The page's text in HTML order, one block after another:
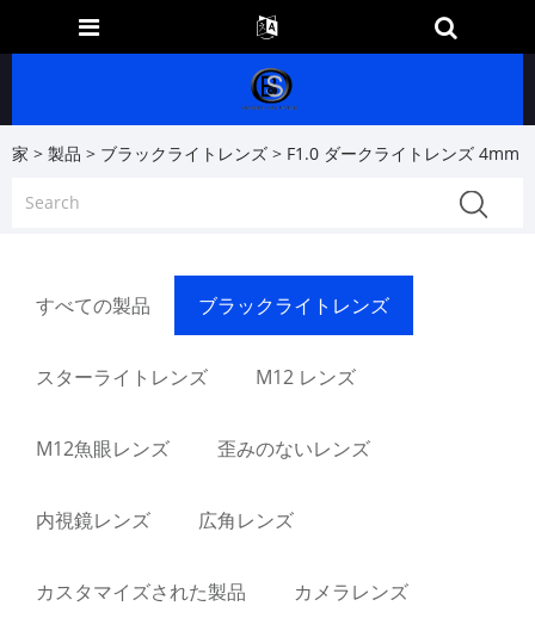
家 > 製品 > ブラックライトレンズ > F1.0 ダークライトレンズ 4mm
すべての製品 ブラックライトレンズ
スターライトレンズ M12 レンズ
M12魚眼レンズ 歪みのないレンズ
内視鏡レンズ 広角レンズ
カスタマイズされた製品 カメラレンズ